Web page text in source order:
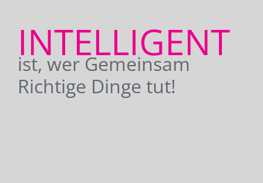
INTELLIGENT
ist, wer Gemeinsam
Richtige Dinge tut!